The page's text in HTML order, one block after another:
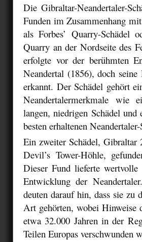
Die Gibraltar-Neandertaler-
Funden im Zusammenhang
als Forbes’ Quarry-Schädel
Quarry an der Nordseite des
erfolgte vor der berühmten
Neandertal (1856), doch
erkannt. Der Schädel gehört
Neandertalermerkmale wie
langen, niedrigen Schädel
besten erhaltenen
Ein zweiter Schädel, Gibraltar
Devil’s Tower-Höhle,
Dieser Fund lieferte
Entwicklung der
deuten darauf hin, dass sie zu
Art gehörten, wobei Hinweise
etwa 32.000 Jahren in der
Teilen Europas verschwunden